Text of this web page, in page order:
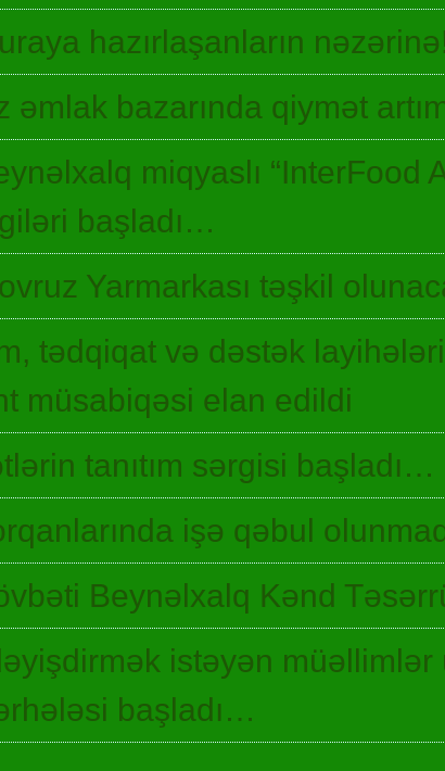
hazırlaşanların
əmlak bazarında qiymət
miqyaslı “InterFood
başladı…
Yarmarkası təşkil
tədqiqat və dəstək
müsabiqəsi elan edildi
tanıtım sərgisi başladı…
işə qəbul
Beynəlxalq Kənd
istəyən
başladı…